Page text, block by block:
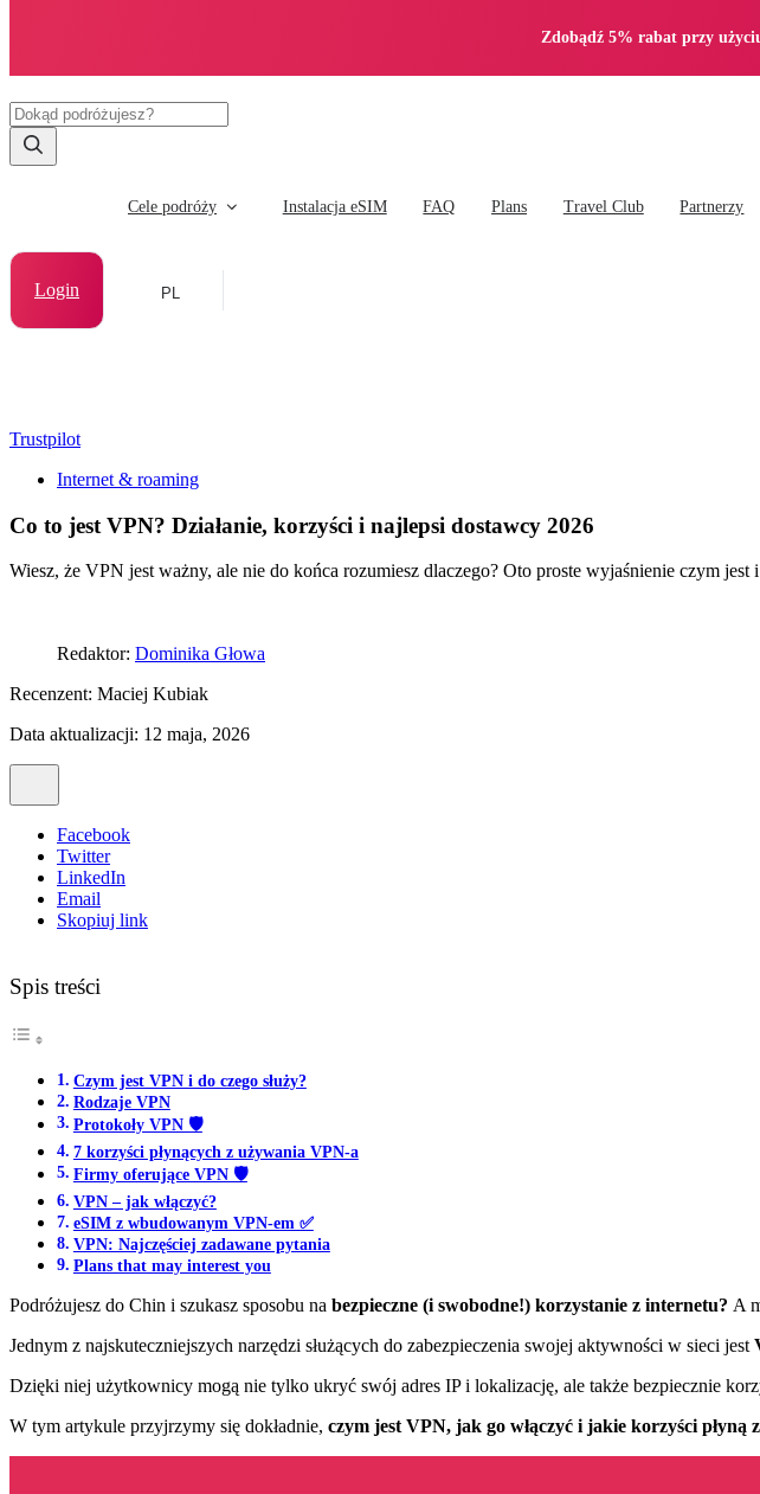
Zdobądź 5% rabat przy
Cele podróży Instalacja eSIM FAQ Plans Travel Club Partnerzy
Login PL
Trustpilot
Internet & roaming
Co to jest VPN? Działanie, korzyści i najlepsi dostawcy 2026
Wiesz, że VPN jest ważny, ale nie do końca rozumiesz dlaczego? Oto proste wyjaśnienie czym jest
Redaktor: Dominika Głowa
Recenzent: Maciej Kubiak
Data aktualizacji: 12 maja, 2026
Facebook
Twitter
LinkedIn
Email
Skopiuj link
Spis treści
Czym jest VPN i do czego służy?
Rodzaje VPN
Protokoły VPN 🛡️
7 korzyści płynących z używania VPN-a
Firmy oferujące VPN 🛡️
VPN – jak włączyć?
eSIM z wbudowanym VPN-em ✅
VPN: Najczęściej zadawane pytania
Plans that may interest you
Podróżujesz do Chin i szukasz sposobu na bezpieczne (i swobodne!) korzystanie z internetu? A
Jednym z najskuteczniejszych narzędzi służących do zabezpieczenia swojej aktywności w sieci jest
Dzięki niej użytkownicy mogą nie tylko ukryć swój adres IP i lokalizację, ale także bezpiecznie
W tym artykule przyjrzymy się dokładnie, czym jest VPN, jak go włączyć i jakie korzyści płyną